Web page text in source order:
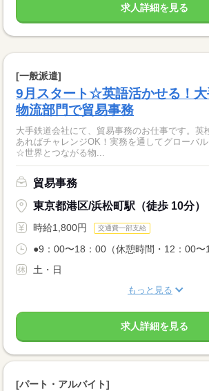
求人詳細を見る
[一般派遣]
9月スタート☆英語活かせる！
物流部門で貿易事務
大手鉄道会社にて、貿易事務のお仕事です。英
あればチャレンジOK！実務を通してグローバ
☆世界とつながる物...
貿易事務
東京都港区/浜松町駅（徒歩 10分）
時給1,800円 交通費一部支給
●9：00〜18：00（休憩時間・12：00〜
土・日
もっと見る
求人詳細を見る
[パート・アルバイト]